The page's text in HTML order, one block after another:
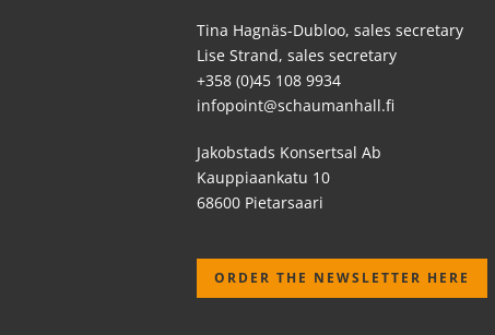
Tina Hagnäs-Dubloo, sales secretary
Lise Strand, sales secretary
+358 (0)45 108 9934
infopoint@schaumanhall.fi
Jakobstads Konsertsal Ab
Kauppiaankatu 10
68600 Pietarsaari
ORDER THE NEWSLETTER HERE